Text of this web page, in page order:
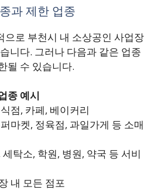
과 제한 업종
으로 부천시 내 소상공인 사업장
니다. 그러나 다음과 같은 업종
될 수 있습니다.
종 예시
점, 카페, 베이커리
마켓, 정육점, 과일가게 등 소매
세탁소, 학원, 병원, 약국 등 서비
내 모든 점포